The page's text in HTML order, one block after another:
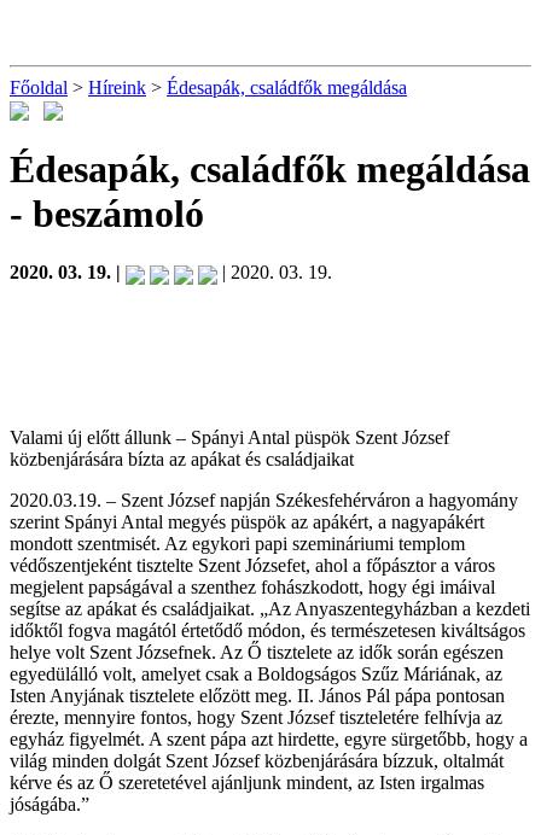
Főoldal > Híreink > Édesapák, családfők megáldása
Édesapák, családfők megáldása
- beszámoló
2020. 03. 19. | | 2020. 03. 19.
Valami új előtt állunk – Spányi Antal püspök Szent József
közbenjárására bízta az apákat és családjaikat
2020.03.19. – Szent József napján Székesfehérváron a hagyomány
szerint Spányi Antal megyés püspök az apákért, a nagyapákért
mondott szentmisét. Az egykori papi szemináriumi templom
védőszentjeként tisztelte Szent Józsefet, ahol a főpásztor a város
megjelent papságával a szenthez fohászkodott, hogy égi imáival
segítse az apákat és családjaikat. „Az Anyaszentegyházban a kezdeti
időktől fogva magától értetődő módon, és természetesen kiváltságos
helye volt Szent Józsefnek. Az Ő tisztelete az idők során egészen
egyedülálló volt, amelyet csak a Boldogságos Szűz Máriának, az
Isten Anyjának tisztelete előzött meg. II. János Pál pápa pontosan
érezte, mennyire fontos, hogy Szent József tiszteletére felhívja az
egyház figyelmét. A szent pápa azt hirdette, egyre sürgetőbb, hogy a
világ minden dolgát Szent József közbenjárására bízzuk, oltalmát
kérve és az Ő szeretetével ajánljunk mindent, az Isten irgalmas
jóságába.”